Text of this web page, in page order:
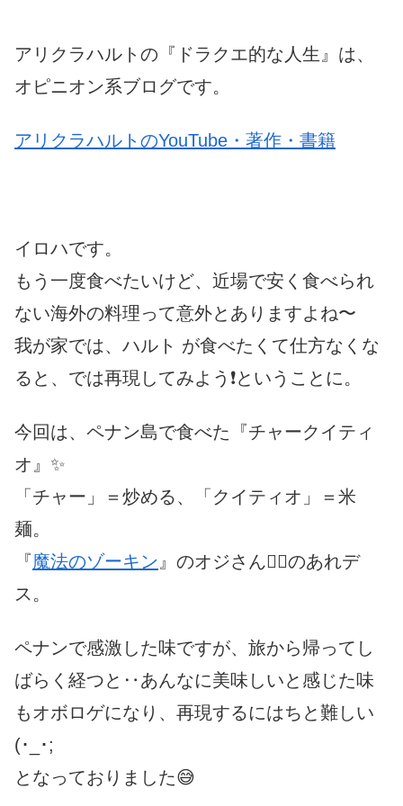
アリクラハルトの『ドラクエ的な人生』は、
オピニオン系ブログです。
アリクラハルトのYouTube・著作・書籍
イロハです。
もう一度食べたいけど、 近場で安く食べられ
ない海外の料理って意外とありますよね〜
我が家では、ハルト が食べたくて仕方なくな
ると、では再現してみよう❗ということに。
今回は、ペナン島で食べた『チャークイティ
オ』✨
「チャー」＝炒める、「クイティオ」＝米
麺。
『魔法のゾーキン 』のオジさん🧙‍♂️のあれデ
ス。
ペナンで感激した味ですが、旅から帰ってし
ばらく経つと‥ あんなに美味しいと感じた味
もオボロゲになり、 再現するにはちと難しい
(･_･;
となっておりました😅